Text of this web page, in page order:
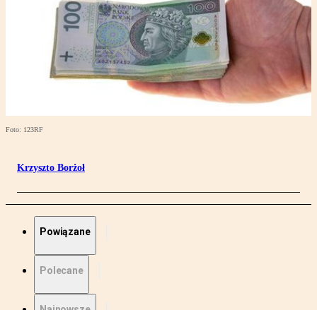
Foto: 123RF
Krzyszto Borżoł
Powiązane
Polecane